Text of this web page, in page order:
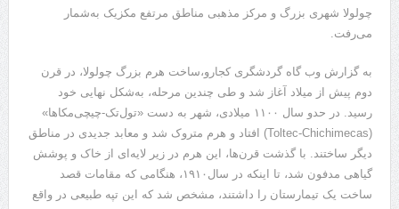
چولولا شهری بزرگ و مرکز مذهبی مناطق مرتفع مکزیک به‌شمار
می‌رفت.
به گزارش وب گاه گردشگری کجارو،ساخت هرم بزرگ چولولا، در قرن
دوم پیش از میلاد آغاز شد و طی چندین مرحله، به‌شکل نهایی خود
رسید. در حدو سال ۱۱۰۰ میلادی، شهر به دست «تول‌تک-چیچی‌مکاها»
(Toltec-Chichimecas) افتاد و هرم متروک شد و معابد جدیدی در مناطق
دیگر ساختند. با گذشت قرن‌ها، این هرم در زیر لایه‌ای از خاک و پوشش
گیاهی مدفون شد، تا اینکه در سال۱۹۱۰، هنگامی که مقامات قصد
ساخت یک تیمارستان را داشتند، مشخص شد که این تپه طبیعی در واقع